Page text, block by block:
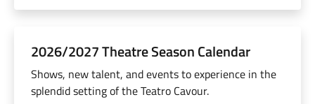
2026/2027 Theatre Season Calendar
Shows, new talent, and events to experience in the
splendid setting of the Teatro Cavour.